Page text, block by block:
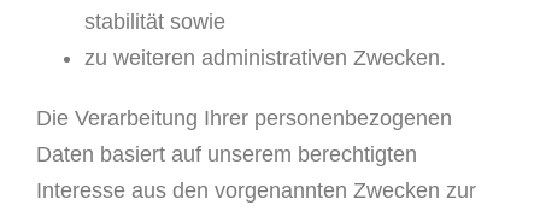
stabilität sowie
zu weiteren administrativen Zwecken.
Die Verarbeitung Ihrer personenbezogenen
Daten basiert auf unserem berechtigten
Interesse aus den vorgenannten Zwecken zur